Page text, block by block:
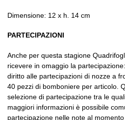
Dimensione: 12 x h. 14 cm
PARTECIPAZIONI
Anche per questa stagione
ricevere in omaggio la
diritto alle partecipazioni di nozze a
40 pezzi di bomboniere per articolo.
selezione di partecipazione tra le
maggiori informazioni è possibile
partecipazione nelle note al momento